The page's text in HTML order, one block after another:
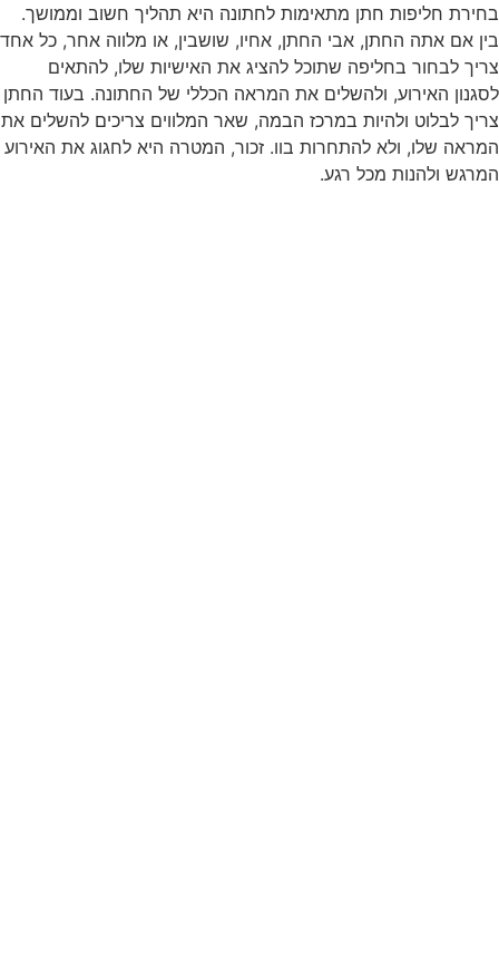
בחירת חליפות חתן מתאימות לחתונה היא תהליך חשוב וממושך.
בין אם אתה החתן, אבי החתן, אחיו, שושבין, או מלווה אחר, כל אחד
צריך לבחור בחליפה שתוכל להציג את האישיות שלו, להתאים
לסגנון האירוע, ולהשלים את המראה הכללי של החתונה. בעוד החתן
צריך לבלוט ולהיות במרכז הבמה, שאר המלווים צריכים להשלים את
המראה שלו, ולא להתחרות בוו. זכור, המטרה היא לחגוג את האירוע
המרגש ולהנות מכל רגע.